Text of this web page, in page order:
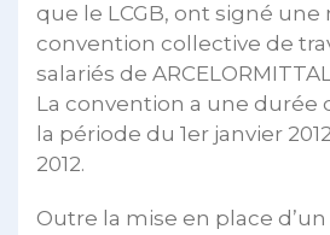
que le LCGB, ont signé une
convention collective de
salariés de
La convention a une durée
la période du 1er janvier
2012.
Outre la mise en place